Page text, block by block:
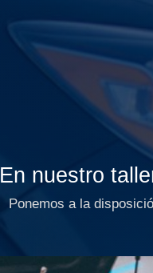
En nuestro
Ponemos a la